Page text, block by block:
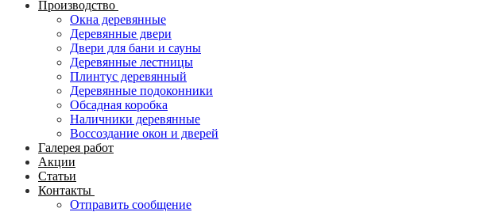
Производство
Окна деревянные
Деревянные двери
Двери для бани и сауны
Деревянные лестницы
Плинтус деревянный
Деревянные подоконники
Обсадная коробка
Наличники деревянные
Воссоздание окон и дверей
Галерея работ
Акции
Статьи
Контакты
Отправить сообщение